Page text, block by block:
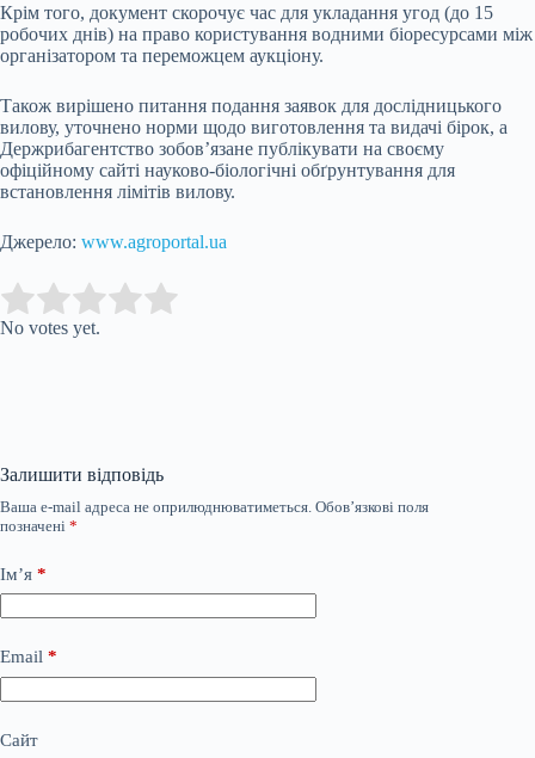
Крім того, документ скорочує час для укладання угод (до 15
робочих днів) на право користування водними біоресурсами між
організатором та переможцем аукціону.
Також вирішено питання подання заявок для дослідницького
вилову, уточнено норми щодо виготовлення та видачі бірок, а
Держрибагентство зобов’язане публікувати на своєму
офіційному сайті науково-біологічні обґрунтування для
встановлення лімітів вилову.
Джерело: www.agroportal.ua
Rate this item:
No votes yet.
Залишити відповідь
Ваша e-mail адреса не оприлюднюватиметься. Обов’язкові поля
позначені *
Ім’я *
Email *
Сайт